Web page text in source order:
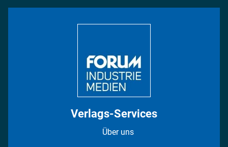
Verlags-Services
Über uns